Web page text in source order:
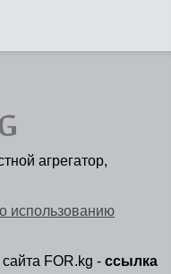
агрегатор,
использованию
FOR.kg - ссылка